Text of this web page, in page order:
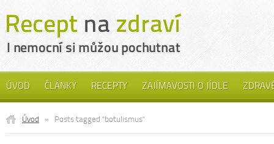
ÚVOD ČLÁNKY RECEPTY ZAJÍMAVOSTI O JÍDLE
Úvod » Posts tagged "botulismus"